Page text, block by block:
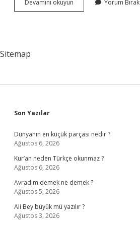
Devamını okuyun
Hangi
Yorum Bırak
Sitemap
Sidebar
Son Yazılar
Dünyanın en küçük parçası nedir ?
Ağustos 6, 2026
Kur’an neden Türkçe okunmaz ?
Ağustos 6, 2026
Avradım demek ne demek ?
Ağustos 5, 2026
Ali Bey büyük mü yazılır ?
Ağustos 3, 2026